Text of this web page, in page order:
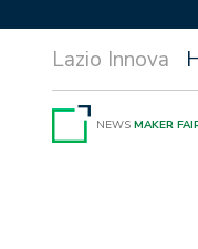
NEWS MAKER